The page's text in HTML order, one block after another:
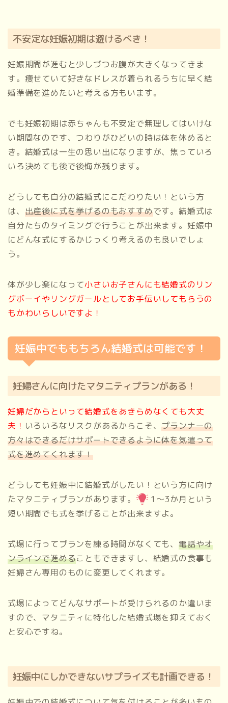
不安定な妊娠初期は避けるべき！
妊娠期間が進むと少しづつお腹が大きくなってきま
す。痩せていて好きなドレスが着られるうちに早く結
婚準備を進めたいと考える方もいます。
でも妊娠初期は赤ちゃんも不安定で無理してはいけな
い期間なのです、つわりがひどいの時は体を休めると
き。結婚式は一生の思い出になりますが、焦っていろ
いろ決めても後で後悔が残ります。
どうしても自分の結婚式にこだわりたい！という方
は、 出産後に式を挙げるのもおすすめです。結婚式は
自分たちのタイミングで行うことが出来ます。妊娠中
にどんな式にするかじっくり考えるのも良いでしょ
う。
体が少し楽になって小さいお子さんにも結婚式のリン
グボーイやリングガールとしてお手伝いしてもらうの
もかわいらしいですよ！
妊娠中でももちろん結婚式は可能です！
妊婦さんに向けたマタニティプランがある！
妊婦だからといって結婚式をあきらめなくても大丈
夫！ いろいろなリスクがあるからこそ、プランナーの
方々はできるだけサポートできるように体を気遣って
式を進めてくれます！
どうしても妊娠中に結婚式がしたい！という方に向け
たマタニティプランがあります。
1～3か月という
短い期間でも式を挙げることが出来ますよ。
式場に行ってプランを練る時間がなくても、 電話やオ
ンラインで進めることもできますし、結婚式の食事も
妊婦さん専用のものに変更してくれます。
式場によってどんなサポートが受けられるのか違いま
すので、マタニティに特化した結婚式場を抑えておく
と安心ですね。
妊娠中にしかできないサプライズも計画できる！